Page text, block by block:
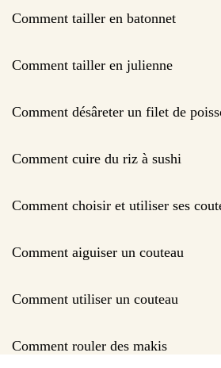
Comment tailler en batonnet
Comment tailler en julienne
Comment désâreter un filet de
Comment cuire du riz à sushi
Comment choisir et utiliser ses
Comment aiguiser un couteau
Comment utiliser un couteau
Comment rouler des makis